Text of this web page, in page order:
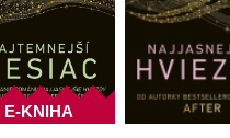
E-KNIHA